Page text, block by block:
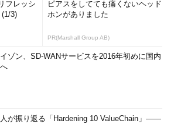
フレッシ
3)
ピアスをしてても痛くないヘッド
ホンがありました
PR(Marshall Group AB)
ゾン、SD-WANサービスを2016年初めに国内
が振り返る「Hardening 10 ValueChain」――